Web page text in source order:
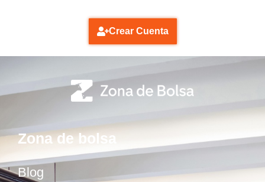
Crear Cuenta
Zona de bolsa
Blog